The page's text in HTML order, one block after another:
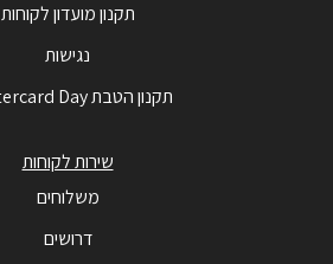
תקנון מועדון לקוחות
נגישות
תקנון הטבת Mastercard Day
שירות לקוחות
משלוחים
דרושים